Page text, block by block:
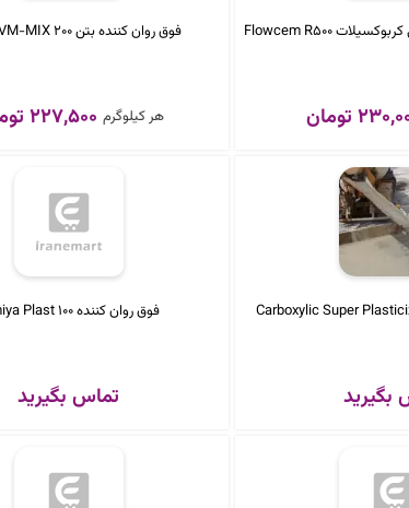
تومان
فوق روان کننده بتن ARMA VM-MIX 200
227,500 تومان هر کیلوگرم
بگیرید
فوق روان کننده Kimiya Plast 100
تماس بگیرید